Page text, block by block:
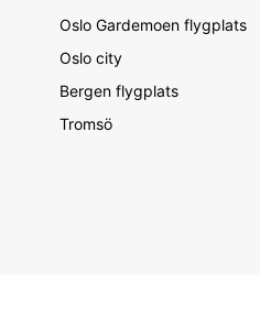
Oslo Gardemoen flygplats
Oslo city
Bergen flygplats
Tromsö